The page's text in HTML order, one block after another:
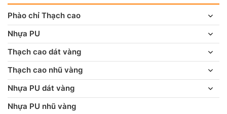
Phào chỉ Thạch cao
Nhựa PU
Thạch cao dát vàng
Thạch cao nhũ vàng
Nhựa PU dát vàng
Nhựa PU nhũ vàng